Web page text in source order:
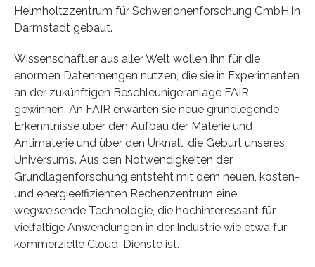
Helmholtzzentrum für Schwerionenforschung GmbH in
Darmstadt gebaut.
Wissenschaftler aus aller Welt wollen ihn für die
enormen Datenmengen nutzen, die sie in Experimenten
an der zukünftigen Beschleunigeranlage FAIR
gewinnen. An FAIR erwarten sie neue grundlegende
Erkenntnisse über den Aufbau der Materie und
Antimaterie und über den Urknall, die Geburt unseres
Universums. Aus den Notwendigkeiten der
Grundlagenforschung entsteht mit dem neuen, kosten-
und energieeffizienten Rechenzentrum eine
wegweisende Technologie, die hochinteressant für
vielfältige Anwendungen in der Industrie wie etwa für
kommerzielle Cloud-Dienste ist.